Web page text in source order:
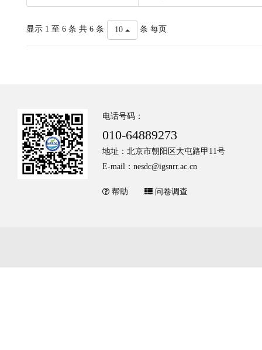
显示 1 至 6 条 共 6 条 10 条 每页
电话号码：
010-64889273
地址：北京市朝阳区大屯路甲11号
E-mail：nesdc@igsnrr.ac.cn
帮助 问卷调查